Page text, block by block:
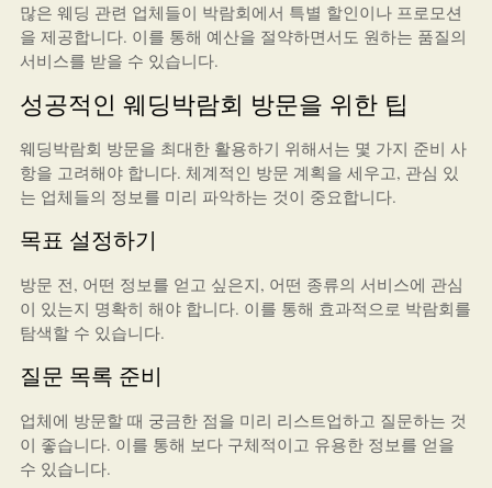
많은 웨딩 관련 업체들이 박람회에서 특별 할인이나 프로모션
을 제공합니다. 이를 통해 예산을 절약하면서도 원하는 품질의
서비스를 받을 수 있습니다.
성공적인 웨딩박람회 방문을 위한 팁
웨딩박람회 방문을 최대한 활용하기 위해서는 몇 가지 준비 사
항을 고려해야 합니다. 체계적인 방문 계획을 세우고, 관심 있
는 업체들의 정보를 미리 파악하는 것이 중요합니다.
목표 설정하기
방문 전, 어떤 정보를 얻고 싶은지, 어떤 종류의 서비스에 관심
이 있는지 명확히 해야 합니다. 이를 통해 효과적으로 박람회를
탐색할 수 있습니다.
질문 목록 준비
업체에 방문할 때 궁금한 점을 미리 리스트업하고 질문하는 것
이 좋습니다. 이를 통해 보다 구체적이고 유용한 정보를 얻을
수 있습니다.